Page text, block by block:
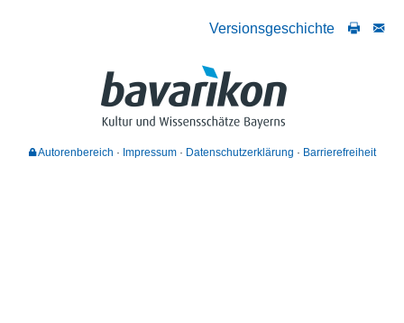
Versionsgeschichte
Autorenbereich Impressum Datenschutzerklärung Barrierefreiheit